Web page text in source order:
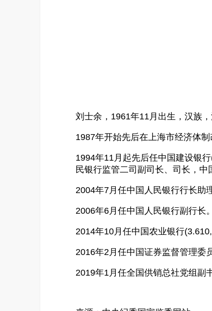
刘士余，1961年11月出生，汉族
1987年开始先后在上海市经济体
1994年11月起先后任中国建设银
民银行监管二司副司长、司长，中
2004年7月任中国人民银行行长助
2006年6月任中国人民银行副行长。
2014年10月任中国农业银行
2016年2月任中国证券监督管理委
2019年1月任全国供销总社党组副